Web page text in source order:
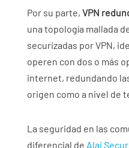
Por su parte, VPN
una topología mallada
securizadas por VPN,
operen con dos o más
internet, redundando
origen como a nivel de
La seguridad en las
diferencial de Alai